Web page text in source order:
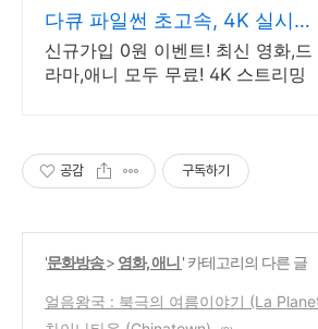
다큐 파일썬 초고속, 4K 실시
간 보기!
신규가입 0원 이벤트! 최신 영화,드
라마,애니 모두 무료! 4K 스트리밍
공감 구독하기
'문화방송> 영화, 애니' 카테고리의 다른 글
얼음왕국 : 북극의 여름이야기 (La
nche)
(0)